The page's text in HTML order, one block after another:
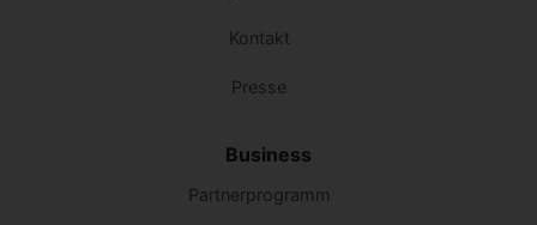
Kontakt
Presse
Business
Partnerprogramm